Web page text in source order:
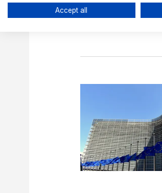
Use profiles to select personalised
Measure content performance
Understand audiences through
Accept all